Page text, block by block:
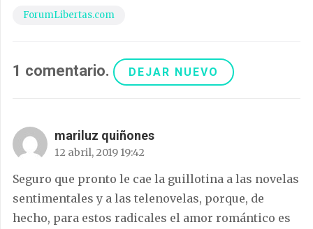
ForumLibertas.com
1 comentario. DEJAR NUEVO
mariluz quiñones
12 abril, 2019 19:42
Seguro que pronto le cae la guillotina a las novelas
sentimentales y a las telenovelas, porque, de
hecho, para estos radicales el amor romántico es